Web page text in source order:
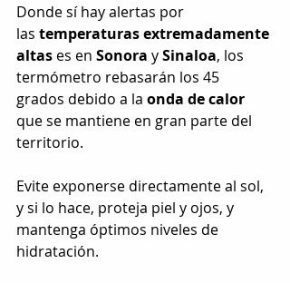
Donde sí hay alertas por
las temperaturas extremadamente
altas es en Sonora y Sinaloa, los
termómetro rebasarán los 45
grados debido a la onda de calor
que se mantiene en gran parte del
territorio.
Evite exponerse directamente al sol,
y si lo hace, proteja piel y ojos, y
mantenga óptimos niveles de
hidratación.